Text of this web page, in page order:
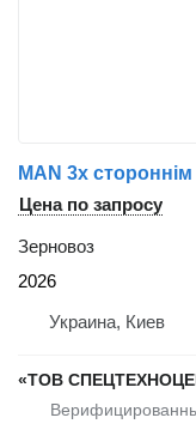
MAN 3х
Цена по запросу
Зерновоз
2026
Украина, Киев
«ТОВ